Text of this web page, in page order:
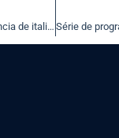
Negada transferência de italiano condenado por tráfico motivada por problemas de saúde